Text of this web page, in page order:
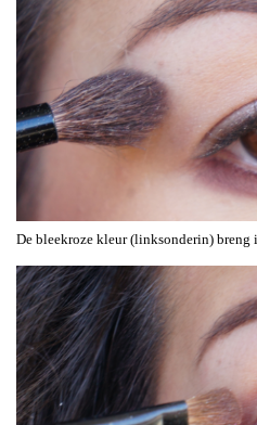
De bleekroze kleur (linksonderin) breng